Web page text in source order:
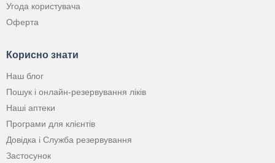
Угода користувача
Оферта
Корисно знати
Наш блог
Пошук і онлайн-резервування ліків
Наші аптеки
Програми для клієнтів
Довідка і Служба резервування
Застосунок